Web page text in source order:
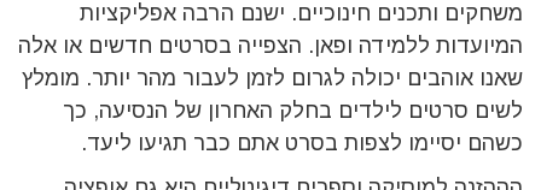
משחקים ותכנים חינוכיים. ישנם הרבה אפליקציות
המיועדות ללמידה ופאן. הצפייה בסרטים חדשים או אלה
שאנו אוהבים יכולה לגרום לזמן לעבור מהר יותר. מומלץ
לשים סרטים לילדים בחלק האחרון של הנסיעה, כך
כשהם יסיימו לצפות בסרט אתם כבר תגיעו ליעד.